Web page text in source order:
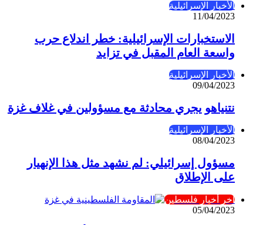
الأخبار الإسرائيلية
11/04/2023
الاستخبارات الإسرائيلية: خطر اندلاع حرب
واسعة العام المقبل في تزايد
الأخبار الإسرائيلية
09/04/2023
نتنياهو يجري محادثة مع مسؤولين في غلاف غزة
الأخبار الإسرائيلية
08/04/2023
مسؤول إسرائيلي: لم نشهد مثل هذا الإنهيار
على الإطلاق
آخر أخبار فلسطين
05/04/2023